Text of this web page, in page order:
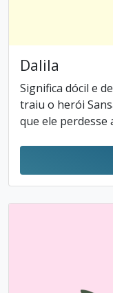
Dalila
Significa dócil e
traiu o herói
que ele perdesse